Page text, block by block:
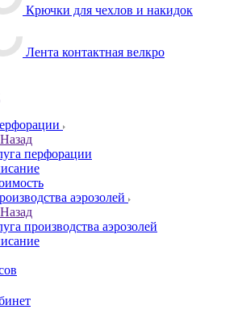
Крючки для чехлов и накидок
Лента контактная велкро
Назад
перфорации
аэрозолей
Назад
производства аэрозолей